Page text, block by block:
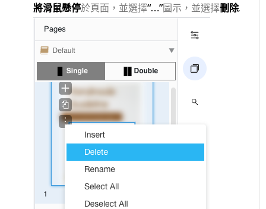
將滑鼠懸停於頁面，並選擇“…”圖示，並選擇刪除.